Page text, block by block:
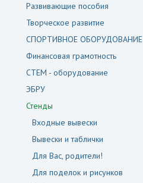
Развивающие пособия
Творческое развитие
СПОРТИВНОЕ ОБОРУДОВАНИЕ
Финансовая грамотность
СТЕМ - оборудование
ЭБРУ
Стенды
Входные вывески
Вывески и таблички
Для Вас, родители!
Для поделок и рисунков